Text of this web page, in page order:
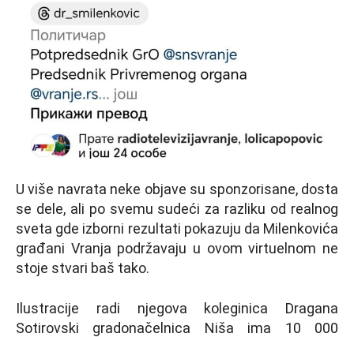
U više navrata neke objave su sponzorisane, dosta
se dele, ali po svemu sudeći za razliku od realnog
sveta gde izborni rezultati pokazuju da Milenkovića
građani Vranja podržavaju u ovom virtuelnom ne
stoje stvari baš tako.
Ilustracije radi njegova koleginica Dragana
Sotirovski gradonačelnica Niša ima 10 000